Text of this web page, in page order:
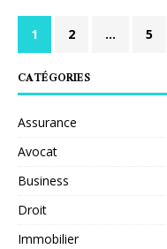
1 2 … 5
CATÉGORIES
Assurance
Avocat
Business
Droit
Immobilier